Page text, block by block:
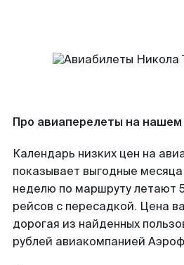
Про авиаперелеты на нашем
Календарь низких цен на
показывает выгодные
неделю по маршруту летают
рейсов с пересадкой. Цена
дорогая из найденных
рублей авиакомпанией